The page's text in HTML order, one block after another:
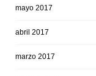
mayo 2017
abril 2017
marzo 2017